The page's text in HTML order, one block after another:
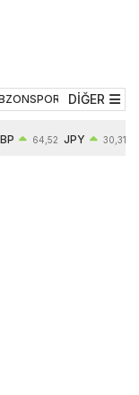
TEKNOLOJİ
DİĞER
64,52 JPY 30,31